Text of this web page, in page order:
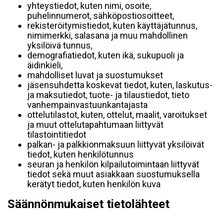
yhteystiedot, kuten nimi, osoite,
puhelinnumerot, sähköpostiosoitteet,
rekisteröitymistiedot, kuten käyttäjätunnus,
nimimerkki, salasana ja muu mahdollinen
yksilöivä tunnus,
demografiatiedot, kuten ikä, sukupuoli ja
äidinkieli,
mahdolliset luvat ja suostumukset
jäsensuhdetta koskevat tiedot, kuten, laskutus-
ja maksutiedot, tuote- ja tilaustiedot, tieto
vanhempainvastuunkantajasta
ottelutilastot, kuten, ottelut, maalit, varoitukset
ja muut ottelutapahtumaan liittyvät
tilastointitiedot
palkan- ja palkkionmaksuun liittyvät yksilöivät
tiedot, kuten henkilötunnus
seuran ja henkilön kilpailutoimintaan liittyvät
tiedot sekä muut asiakkaan suostumuksella
kerätyt tiedot, kuten henkilön kuva
Säännönmukaiset tietolähteet